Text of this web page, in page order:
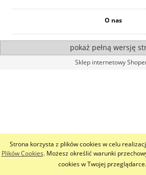
Strona korzysta z plików cookies w celu
Plików Cookies. Możesz określić warunki
cookies w Twojej przeglądarce.
O nas
pokaż pełną wersję
Sklep internetowy